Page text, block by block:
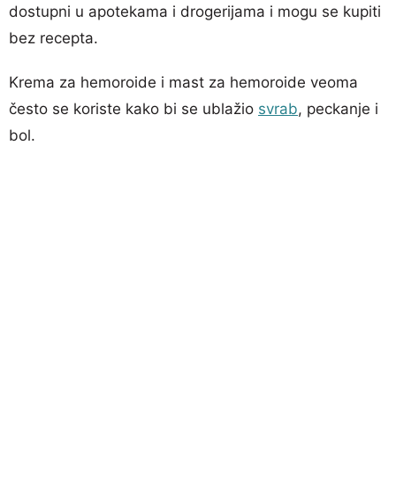
dostupni u apotekama i drogerijama i mogu se kupiti
bez recepta.
Krema za hemoroide i mast za hemoroide veoma
često se koriste kako bi se ublažio svrab, peckanje i
bol.